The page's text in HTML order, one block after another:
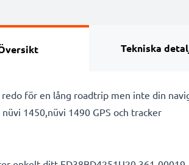
Tekniska
för en lång roadtrip men inte din
nüvi 1450,nüvi 1490 GPS och tracker